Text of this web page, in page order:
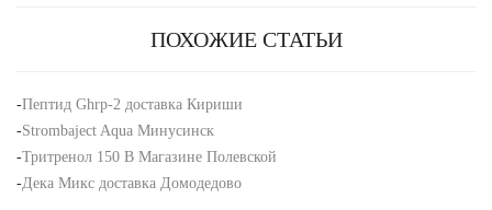
ПОХОЖИЕ СТАТЬИ
-Пептид Ghrp-2 доставка Кириши
-Strombaject Aqua Минусинск
-Тритренол 150 В Магазине Полевской
-Дека Микс доставка Домодедово